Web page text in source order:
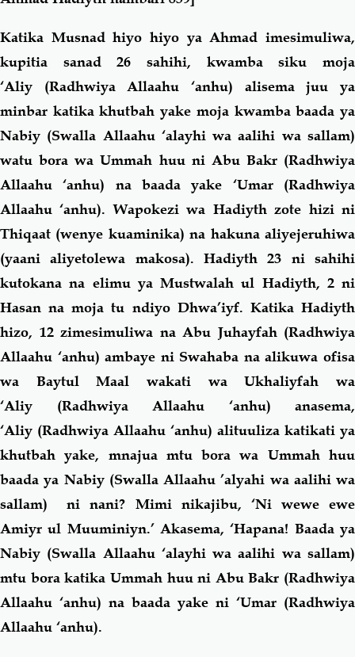
Katika Musnad hiyo hiyo ya Ahmad imesimuliwa,
kupitia sanad 26 sahihi, kwamba siku moja
‘Aliy (Radhwiya Allaahu ‘anhu) alisema juu ya
minbar katika khutbah yake moja kwamba baada ya
Nabiy (Swalla Allaahu ‘alayhi wa aalihi wa sallam)
watu bora wa Ummah huu ni Abu Bakr (Radhwiya
Allaahu ‘anhu) na baada yake ‘Umar (Radhwiya
Allaahu ‘anhu). Wapokezi wa Hadiyth zote hizi ni
Thiqaat (wenye kuaminika) na hakuna aliyejeruhiwa
(yaani aliyetolewa makosa). Hadiyth 23 ni sahihi
kutokana na elimu ya Mustwalah ul Hadiyth, 2 ni
Hasan na moja tu ndiyo Dhwa’iyf. Katika Hadiyth
hizo, 12 zimesimuliwa na Abu Juhayfah (Radhwiya
Allaahu ‘anhu) ambaye ni Swahaba na alikuwa ofisa
wa Baytul Maal wakati wa Ukhaliyfah wa
‘Aliy (Radhwiya Allaahu ‘anhu) anasema,
‘Aliy (Radhwiya Allaahu ‘anhu) alituuliza katikati ya
khutbah yake, mnajua mtu bora wa Ummah huu
baada ya Nabiy (Swalla Allaahu ’alyahi wa aalihi wa
sallam)
ni nani? Mimi nikajibu, ‘Ni wewe ewe
Amiyr ul Muuminiyn.’ Akasema, ‘Hapana! Baada ya
Nabiy (Swalla Allaahu ‘alayhi wa aalihi wa sallam)
mtu bora katika Ummah huu ni Abu Bakr (Radhwiya
Allaahu ‘anhu) na baada yake ni ‘Umar (Radhwiya
Allaahu ‘anhu).